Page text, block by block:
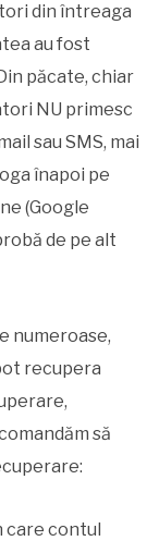
din întreaga
au fost
păcate, chiar
NU primesc
sau SMS, mai
înapoi pe
(Google
de pe alt
numeroase,
recupera
să
care contul